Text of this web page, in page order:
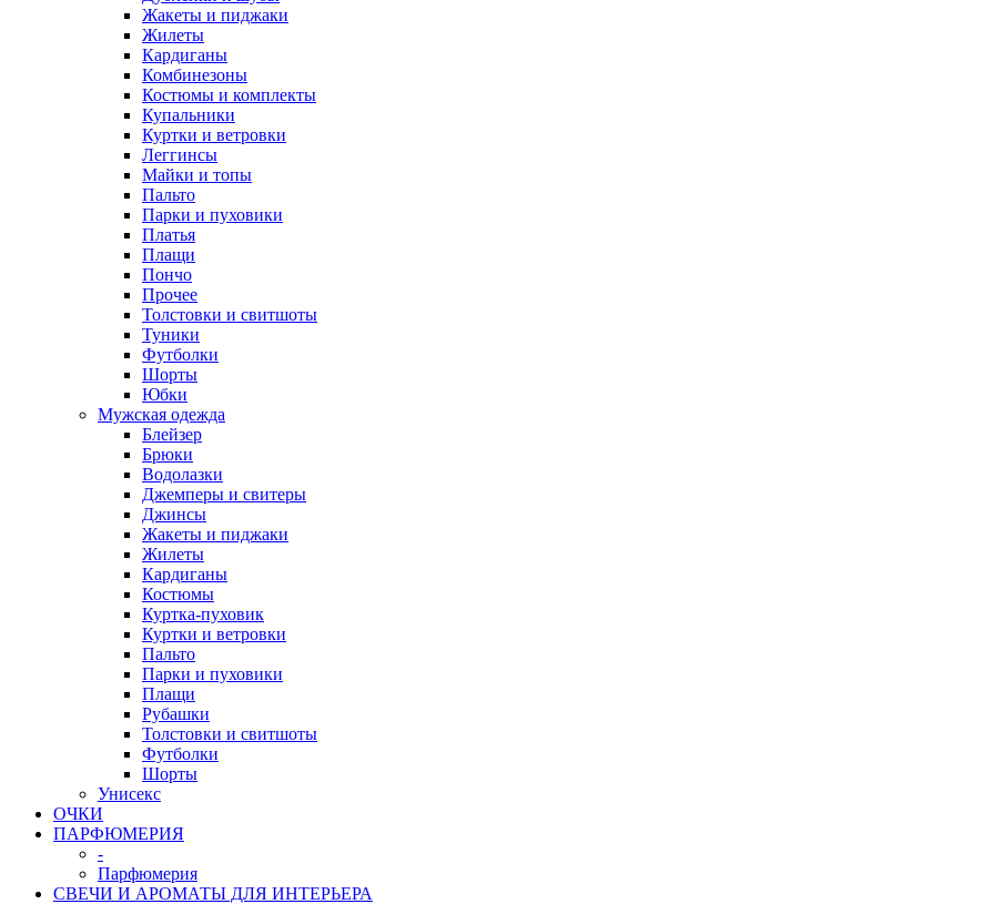
Жакеты и пиджаки
Жилеты
Кардиганы
Комбинезоны
Костюмы и комплекты
Купальники
Куртки и ветровки
Леггинсы
Майки и топы
Пальто
Парки и пуховики
Платья
Плащи
Пончо
Прочее
Толстовки и свитшоты
Туники
Футболки
Шорты
Юбки
Мужская одежда
Блейзер
Брюки
Водолазки
Джемперы и свитеры
Джинсы
Жакеты и пиджаки
Жилеты
Кардиганы
Костюмы
Куртка-пуховик
Куртки и ветровки
Пальто
Парки и пуховики
Плащи
Рубашки
Толстовки и свитшоты
Футболки
Шорты
Унисекс
ОЧКИ
ПАРФЮМЕРИЯ
-
Парфюмерия
СВЕЧИ И АРОМАТЫ ДЛЯ ИНТЕРЬЕРА